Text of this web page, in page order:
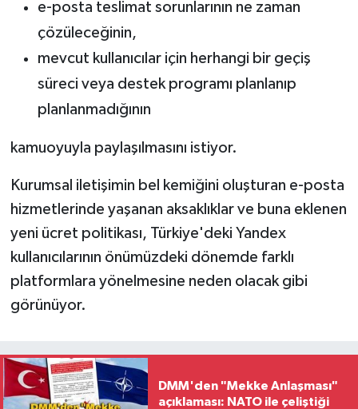
e-posta teslimat sorunlarının ne zaman
çözüleceğinin,
mevcut kullanıcılar için herhangi bir geçiş
süreci veya destek programı planlanıp
planlanmadığının
kamuoyuyla paylaşılmasını istiyor.
Kurumsal iletişimin bel kemiğini oluşturan e-posta
hizmetlerinde yaşanan aksaklıklar ve buna eklenen
yeni ücret politikası, Türkiye'deki Yandex
kullanıcılarının önümüzdeki dönemde farklı
platformlara yönelmesine neden olacak gibi
görünüyor.
DMM'den "Mekke Anlaşması"
açıklaması: NATO ile çeliştiği